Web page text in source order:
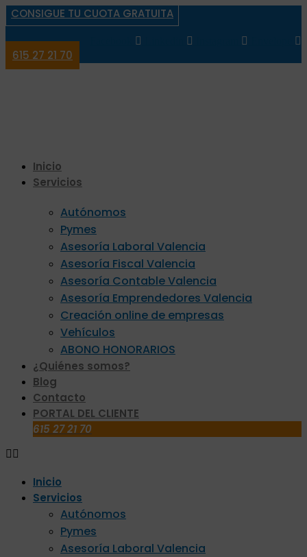
CONSIGUE TU CUOTA GRATUITA
615 27 21 70
Inicio
Servicios
Autónomos
Pymes
Asesoría Laboral Valencia
Asesoría Fiscal Valencia
Asesoría Contable Valencia
Asesoría Emprendedores Valencia
Creación online de empresas
Vehículos
ABONO HONORARIOS
¿Quiénes somos?
Blog
Contacto
PORTAL DEL CLIENTE
615 27 21 70
Inicio
Servicios
Autónomos
Pymes
Asesoría Laboral Valencia